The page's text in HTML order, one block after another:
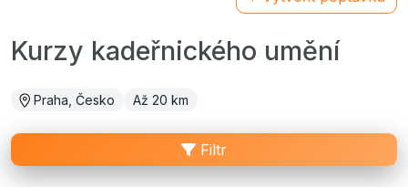
Kurzy kadeřnického umění
Praha, Česko Až 20 km
Filtr